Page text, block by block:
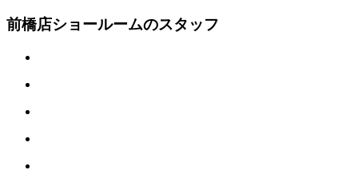
前橋店ショールームのスタッフ